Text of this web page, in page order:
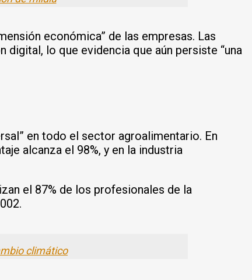
económica” de las empresas. Las
lo que evidencia que aún persiste “una
en todo el sector agroalimentario. En
alcanza el 98%, y en la industria
el 87% de los profesionales de la
climático